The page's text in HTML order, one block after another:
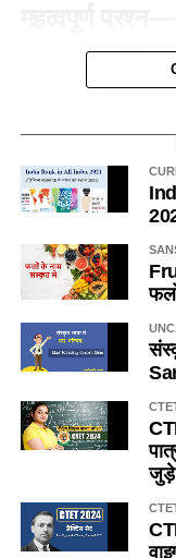
(a) फर्श को प्रकृतिक
(d) खुरदरा बनाकर घर्षण
Ans-b
Q.4 निम्नलिखित में से
में एक साथ नहीं रहता
does not live
(a) तेतैया दर्श
(b) चिंटी
(c) दीमक
(d) मकड़ी
MCQ
1. RTE 2009 की किस
स्वीकृत पदों में से 20%
which section of
sanctioned posts
vacant?
(a) धारा-26
(b) धारा-27
(c) धारा-28
Ans- d
2. यदि किसी विद्यालय में
अध्यापकों की संख्या
a school, then
जुड़े